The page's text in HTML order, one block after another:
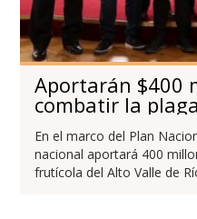
Aportarán $400
combatir la
En el marco del Plan
nacional aportará 400
frutícola del Alto Valle de